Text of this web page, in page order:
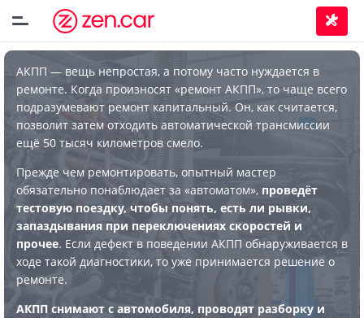
АКПП — вещь непростая, а потому часто нуждается в
ремонте. Когда произносят «ремонт АКПП», то чаще всего
подразумевают ремонт капитальный. Он, как считается,
позволит затем отходить автоматической трансмиссии
ещё 50 тысяч километров смело.
Прежде чем ремонтировать, опытный мастер
обязательно понаблюдает за «автоматом», проведёт
тестовую поездку, чтобы понять, есть ли рывки,
запаздывания при переключениях скоростей и
прочее. Если дефект в поведении АКПП обнаруживается в
ходе такой диагностики, то уже принимается решение о
ремонте.
АКПП снимают с автомобиля, проводят разборку и